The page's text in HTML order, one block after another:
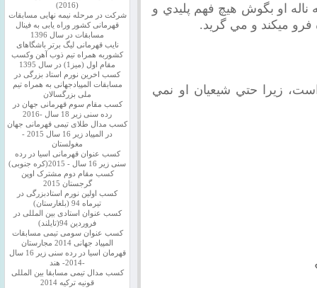
ناله او بگوش هيچ فهم پليدي و
فرو ميكند و مي گريد.
زيرا حتي شيعيان او نمي
(2016)
شرکت در مرحله نیمه نهایی مسابقات
قهرمانی کشور وراه یابی به فینال
مسابقات در سال 1396
نایب قهرمانی لیگ برتر باشگاهای
کشوربه همراه تیم ذوب آهن وکسب
مقام اول (میز1) در سال 1395
کسب اخرین نورم استاد بزرگی در
مسابقات المپیادجهانی به همراه تیم
ملی بزرگسالان
کسب مقام سوم قهرمانی جهان در
رده سنی زیر 18 سال -2016
کسب مدال طلای تیمی قهرمانی جهان
در المپیاد زیر 16 سال 2015 -
مغولستان
کسب عنوان قهرمانی اسیا در رده
سنی زیر 16 سال - 2015(کره جنوبی)
کسب مقام دوم مشترک اوپن
گرجستان 2015
کسب اولین نورم استادبزرگی در
تیرماه 94 (بلغارستان)
کسب عنوان استادی بین المللی در
فروردین 94(تایلند)
کسب عنوان سومی تیمی مسابقات
المپیاد جهانی 2014 مجارستان
قهرمان اسیا در رده سنی زیر 16 سال
-2014- هند
کسب مدال تیمی مسابقا بین المللی
قونیه ترکیه 2014